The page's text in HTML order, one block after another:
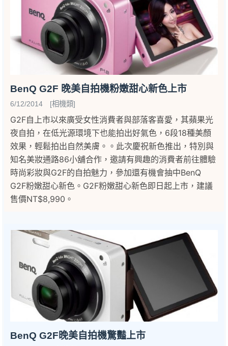
BenQ G2F 晚美自拍機粉嫩甜心新色上市
6/12/2014 [相機類]
G2F自上市以來廣受女性消費者與部落客喜愛，其蘋果光
夜自拍，在低光源環境下也能拍出好氣色，6段18種美顏
效果，輕鬆拍出自然美膚。。此次慶祝新色推出，特別與
知名美妝通路86小舖合作，邀請有興趣的消費者前往體驗
時尚彩妝與G2F的自拍魅力，參加還有機會抽中BenQ
G2F粉嫩甜心新色。G2F粉嫩甜心新色即日起上市，建議
售價NT$8,990。
BenQ G2F晚美自拍機驚豔上市